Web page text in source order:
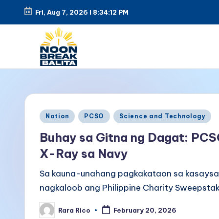
Skip
Fri, Aug 7, 2026 l 8:34:13 PM
o
o
n
B
r
e
tuwing
tanghali.
Posted
Nation PCSO Science and Technology
Buhay sa Gitna ng Dagat:
X-Ray sa Navy
Sa kauna-unahang pagkakataon sa
nagkaloob ang Philippine Charity
PostedRara Rico February 20, 2026